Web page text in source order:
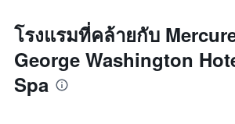
โรงแรมที่คล้ายกับ
George Washington
Spa